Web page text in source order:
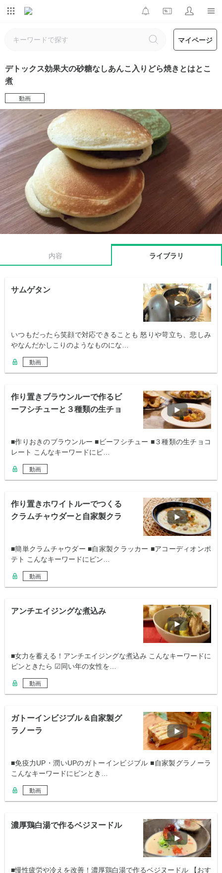
マイページ
デトックス効果大の砂糖なしあんこ入りどら焼きとはとこ
煮
動画
内容 ライブラリ
サムゲタン
いつもだったら笑顔で対応できることも 怒りや苛立ち、悲しみ
やなんだかしこりのようなものにな…
動画
作り置きブラウンルーで作るビ
ーフシチューと３種類の生チョ
■作りおきのブラウンルー ■ビーフシチュー ■３種類の生チョコ
レート こんなキーワードにピ…
動画
作り置きホワイトルーでつくる
クラムチャウダーと自家製クラ
■簡単クラムチャウダー ■自家製クラッカー ■アコーディオンポ
テト こんなキーワードにピン…
動画
アンチエイジングな煮込み
■女力を蓄える！アンチエイジングな煮込み こんなキーワードに
ピンときたら ☑同い年の女性を…
動画
ガトーインビジブル &自家製グ
ラノーラ
■免疫力UP・潤いUPのガトーインビジブル ■自家製グラノーラ
こんなキーワードにピンとき…
動画
濃厚鶏白湯で作るベジヌードル
■慢性疲労や冷えを改善！濃厚鶏白湯で作るベジヌードル 【おす